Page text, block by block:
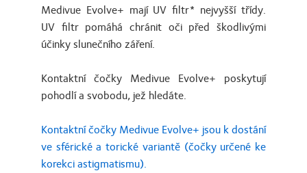
Medivue Evolve+ mají UV filtr* nejvyšší třídy.
UV filtr pomáhá chránit oči před škodlivými
účinky slunečního záření.
Kontaktní čočky Medivue Evolve+ poskytují
pohodlí a svobodu, jež hledáte.
Kontaktní čočky Medivue Evolve+ jsou k dostání
ve sférické a torické variantě (čočky určené ke
korekci astigmatismu).